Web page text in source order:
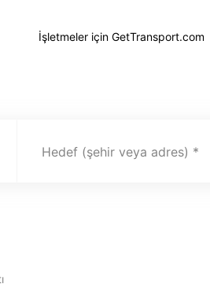
İşletmeler için GetTransport.com
Hedef (şehir veya adres)